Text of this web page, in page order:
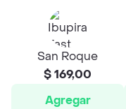
San Roque
$ 169,00
Agregar